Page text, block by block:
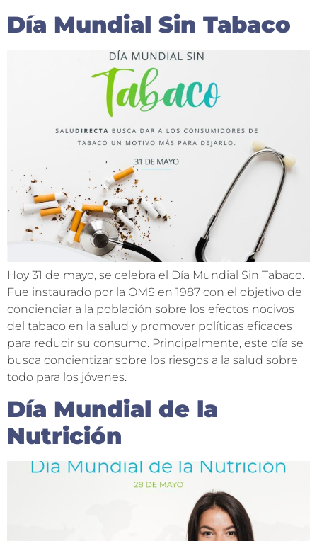
Día Mundial Sin Tabaco
Hoy 31 de mayo, se celebra el Día Mundial Sin Tabaco.
Fue instaurado por la OMS en 1987 con el objetivo de
concienciar a la población sobre los efectos nocivos
del tabaco en la salud y promover políticas eficaces
para reducir su consumo. Principalmente, este día se
busca concientizar sobre los riesgos a la salud sobre
todo para los jóvenes.
Día Mundial de la
Nutrición